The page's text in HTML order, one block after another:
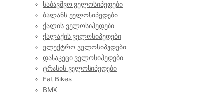
საბავშვო ველოსიპედები
ბალანს ველოსიპედები
ქალის ველოსიპედები
ქალაქის ველოსიპედები
ელექტრო ველოსიპედები
დასაკეცი ველოსიპედები
ტრასის ველოსიპედები
Fat Bikes
BMX